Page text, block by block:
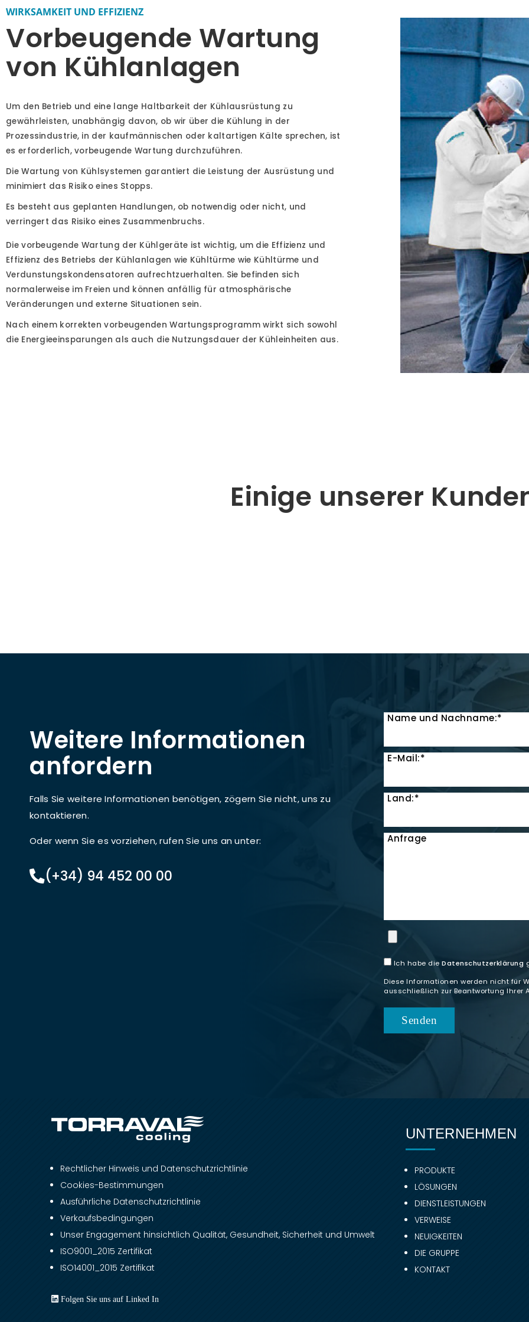
WIRKSAMKEIT UND EFFIZIENZ
Vorbeugende Wartung
von Kühlanlagen
Um den Betrieb und eine lange Haltbarkeit der Kühlausrüstung zu
gewährleisten, unabhängig davon, ob wir über die Kühlung in der
Prozessindustrie, in der kaufmännischen oder kaltartigen Kälte sprechen, ist
es erforderlich, vorbeugende Wartung durchzuführen.
Die Wartung von Kühlsystemen garantiert die Leistung der Ausrüstung und
minimiert das Risiko eines Stopps.
Es besteht aus geplanten Handlungen, ob notwendig oder nicht, und
verringert das Risiko eines Zusammenbruchs.
Die vorbeugende Wartung der Kühlgeräte ist wichtig, um die Effizienz und
Effizienz des Betriebs der Kühlanlagen wie Kühltürme wie Kühltürme und
Verdunstungskondensatoren aufrechtzuerhalten. Sie befinden sich
normalerweise im Freien und können anfällig für atmosphärische
Veränderungen und externe Situationen sein.
Nach einem korrekten vorbeugenden Wartungsprogramm wirkt sich sowohl
die Energieeinsparungen als auch die Nutzungsdauer der Kühleinheiten aus.
Einige unserer
Weitere Informationen
anfordern
Falls Sie weitere Informationen benötigen, zögern Sie nicht, uns zu
kontaktieren.
Oder wenn Sie es vorziehen, rufen Sie uns an unter:
(+34) 94 452 00 00
Name und Nachname:*
E-Mail:*
Land:*
Anfrage
Ich habe die Datenschutzerklärung
Diese Informationen werden nicht für
ausschließlich zur Beantwortung Ihrer
Rechtlicher Hinweis und Datenschutzrichtlinie
Cookies-Bestimmungen
Ausführliche Datenschutzrichtlinie
Verkaufsbedingungen
Unser Engagement hinsichtlich Qualität, Gesundheit, Sicherheit und Umwelt
ISO9001_2015 Zertifikat
ISO14001_2015 Zertifikat
Folgen Sie uns auf Linked In
UNTERNEHMEN
PRODUKTE
LÖSUNGEN
DIENSTLEISTUNGEN
VERWEISE
NEUIGKEITEN
DIE GRUPPE
KONTAKT